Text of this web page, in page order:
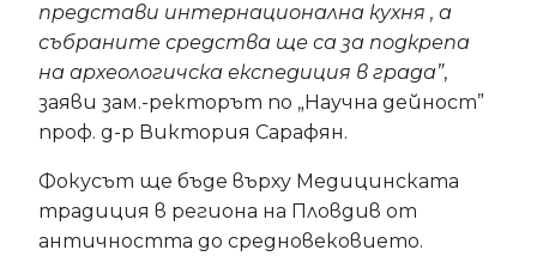
представи интернационална кухня , а
събраните средства ще са за подкрепа
на археологичска експедиция в града”,
заяви зам.-ректорът по „Научна дейност”
проф. д-р Виктория Сарафян.
Фокусът ще бъде върху Медицинската
традиция в региона на Пловдив от
античността до средновековието.